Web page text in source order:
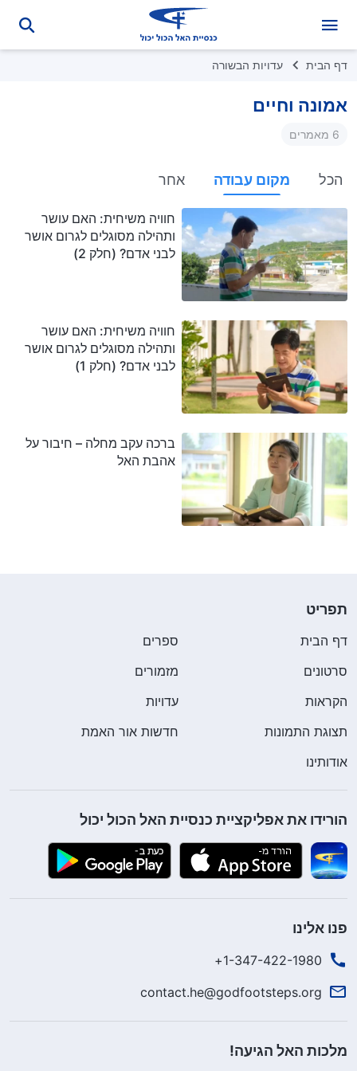
דף הבית עדויות הבשורה
אמונה וחיים
6 מאמרים
הכל מקום עבודה אחר
חוויה משיחית: האם עושר
ותהילה מסוגלים לגרום אושר
לבני אדם? (חלק 2)
חוויה משיחית: האם עושר
ותהילה מסוגלים לגרום אושר
לבני אדם? (חלק 1)
ברכה עקב מחלה – חיבור על
אהבת האל
תפריט
דף הבית
ספרים
סרטונים
מזמורים
הקראות
עדויות
תצוגת התמונות
חדשות אור האמת
אודותינו
הורידו את אפליקציית כנסיית האל הכול יכול
פנו אלינו
1-347-422-1980+
contact.he@godfootsteps.org
מלכות האל הגיעה!